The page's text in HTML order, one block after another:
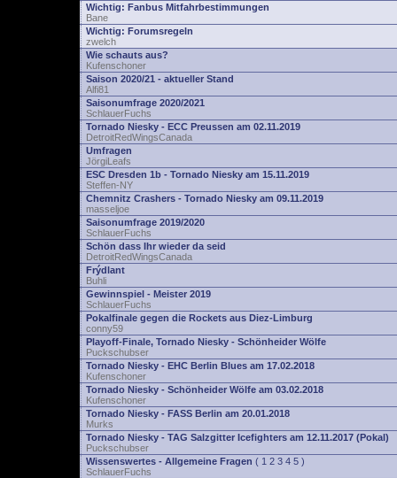
Wichtig: Fanbus Mitfahrbestimmungen
Bane
Wichtig: Forumsregeln
zwelch
Wie schauts aus?
Kufenschoner
Saison 2020/21 - aktueller Stand
Alfi81
Saisonumfrage 2020/2021
SchlauerFuchs
Tornado Niesky - ECC Preussen am 02.11.2019
DetroitRedWingsCanada
Umfragen
JörgiLeafs
ESC Dresden 1b - Tornado Niesky am 15.11.2019
Steffen-NY
Chemnitz Crashers - Tornado Niesky am 09.11.2019
masseljoe
Saisonumfrage 2019/2020
SchlauerFuchs
Schön dass Ihr wieder da seid
DetroitRedWingsCanada
Frýdlant
Buhli
Gewinnspiel - Meister 2019
SchlauerFuchs
Pokalfinale gegen die Rockets aus Diez-Limburg
conny59
Playoff-Finale, Tornado Niesky - Schönheider Wölfe
Puckschubser
Tornado Niesky - EHC Berlin Blues am 17.02.2018
Kufenschoner
Tornado Niesky - Schönheider Wölfe am 03.02.2018
Kufenschoner
Tornado Niesky - FASS Berlin am 20.01.2018
Murks
Tornado Niesky - TAG Salzgitter Icefighters am 12.11.2017 (Pokal)
Puckschubser
Wissenswertes - Allgemeine Fragen ( 1 2 3 4 5 )
SchlauerFuchs